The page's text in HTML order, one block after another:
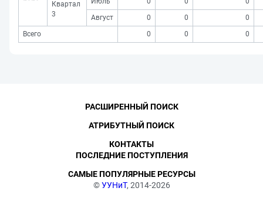
Квартал
3
Август
0 0
0
Всего
0 0 0
©УУНиТ, 2014-2026
РАСШИРЕННЫЙ ПОИСК
АТРИБУТНЫЙ ПОИСК
КОНТАКТЫ
ПОСЛЕДНИЕ ПОСТУПЛЕНИЯ
САМЫЕ ПОПУЛЯРНЫЕ РЕСУРСЫ